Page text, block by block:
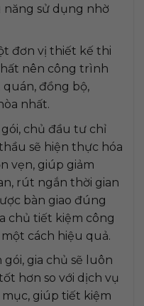
năng sử dụng nhờ
đơn vị thiết kế thi
nên công trình
đồng bộ,
nhất.
chủ đầu tư chỉ
sẽ hiện thực hóa
vẹn, giúp giảm
rút ngắn thời gian
bàn giao đúng
chủ tiết kiệm công
cách hiệu quả.
gia chủ sẽ luôn
hơn so với dịch vụ
giúp tiết kiệm